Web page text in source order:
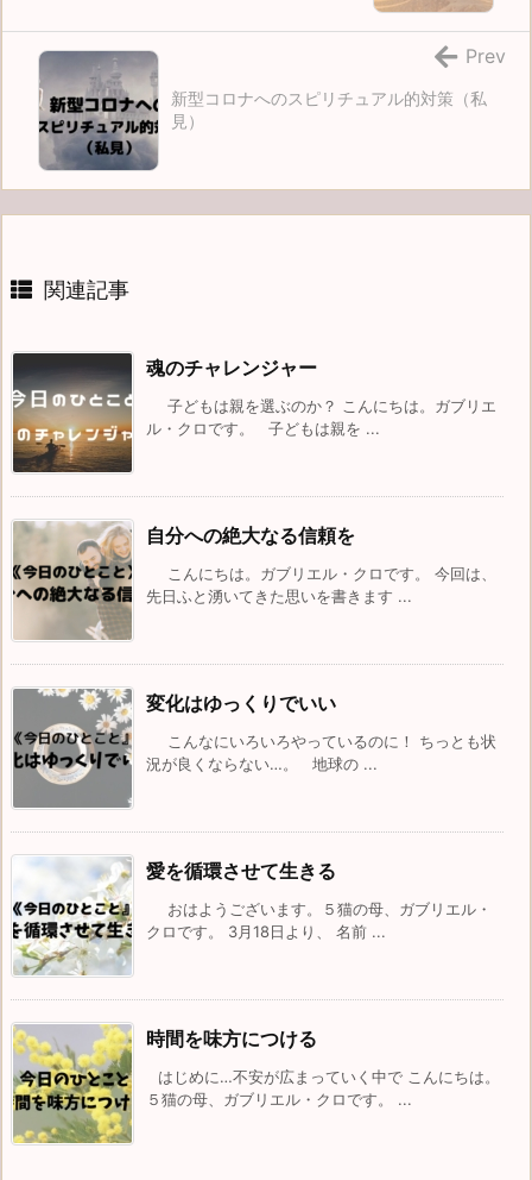
新型コロナへのスピリチュアル的対策（私
見）
Prev
関連記事
魂のチャレンジャー
子どもは親を選ぶのか？ こんにちは。ガブリエ
ル・クロです。 子どもは親を ...
自分への絶大なる信頼を
こんにちは。ガブリエル・クロです。 今回は、
先日ふと湧いてきた思いを書きます ...
変化はゆっくりでいい
こんなにいろいろやっているのに！ ちっとも状
況が良くならない…。 地球の ...
愛を循環させて生きる
おはようございます。５猫の母、ガブリエル・
クロです。 3月18日より、 名前 ...
時間を味方につける
はじめに…不安が広まっていく中で こんにちは。
５猫の母、ガブリエル・クロです。 ...